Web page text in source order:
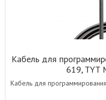
Кабель для
619, TYT
Кабель для